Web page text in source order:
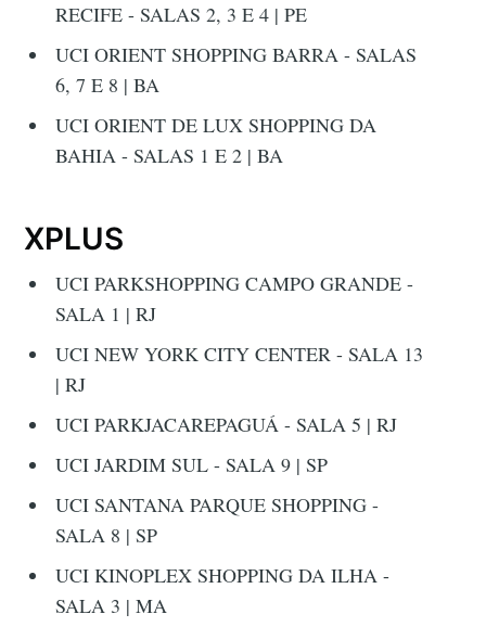
RECIFE - SALAS 2, 3 E 4 | PE
UCI ORIENT SHOPPING BARRA - SALAS
6, 7 E 8 | BA
UCI ORIENT DE LUX SHOPPING DA
BAHIA - SALAS 1 E 2 | BA
XPLUS
UCI PARKSHOPPING CAMPO GRANDE -
SALA 1 | RJ
UCI NEW YORK CITY CENTER - SALA 13
| RJ
UCI PARKJACAREPAGUÁ - SALA 5 | RJ
UCI JARDIM SUL - SALA 9 | SP
UCI SANTANA PARQUE SHOPPING -
SALA 8 | SP
UCI KINOPLEX SHOPPING DA ILHA -
SALA 3 | MA